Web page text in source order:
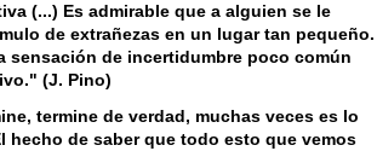
(...) Es admirable que a alguien se le
de extrañezas en un lugar tan pequeño.
sensación de incertidumbre poco común
(J. Pino)
termine de verdad, muchas veces es lo
hecho de saber que todo esto que vemos